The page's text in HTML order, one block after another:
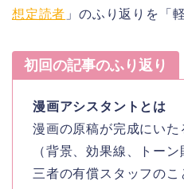
想定読者 」のふり返りを「
初回の記事のふり返り
漫画アシスタントとは
漫画の原稿が完成にいた
（背景、効果線、トー
三者の有償スタッフのこ